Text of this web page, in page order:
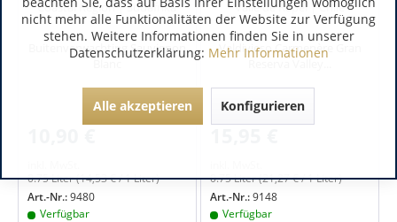
Coastal Region | Südafrika
Buitenverwachting Sauvignon
0.75 Liter(14,53 € / 1 Liter)
Art.-Nr.:9480
Verfügbar
Valle de Rapel | Chile
Valdivieso Carmenère Gran
0.75 Liter(21,27 € / 1 Liter)
Art.-Nr.:9148
Verfügbar
nicht mehr alle Funktionalitäten der Website zur Verfügung
stehen. Weitere Informationen finden Sie in unserer
Datenschutzerklärung: Mehr Informationen
Alle akzeptieren Konfigurieren